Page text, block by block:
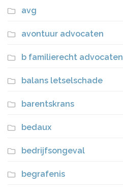
avg
avontuur advocaten
b familierecht advocaten
balans letselschade
barentskrans
bedaux
bedrijfsongeval
begrafenis